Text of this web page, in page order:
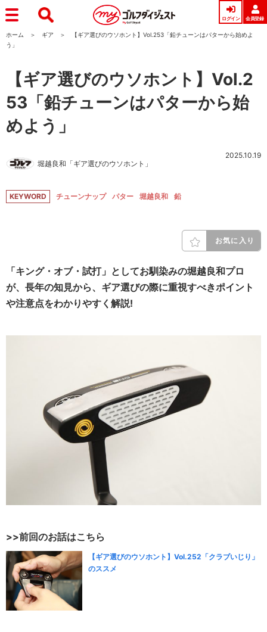
ログイン 会員登録
ホーム ギア
【ギア選びのウソホント】Vol.253「鉛チューンはパターから始めよ
う」
【ギア選びのウソホント】Vol.2
53「鉛チューンはパターから始
めよう」
堀越良和「ギア選びのウソホント」
2025.10.19
KEYWORD チューンナップ パター 堀越良和 鉛
お気に入り
「キング・オブ・試打」としてお馴染みの堀越良和プロ
が、長年の知見から、ギア選びの際に重視すべきポイント
や注意点をわかりやすく解説!
>>前回のお話はこちら
【ギア選びのウソホント】Vol.252「クラブいじり」
のススメ